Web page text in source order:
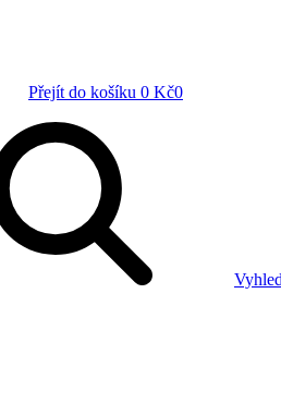
Přejít do košíku 0 Kč0